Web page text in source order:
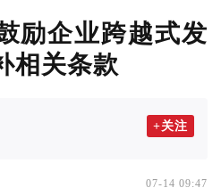
励企业跨越式发
相关条款
+关注
07-14 09:47